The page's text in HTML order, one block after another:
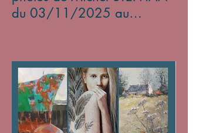
du 03/11/2025 au